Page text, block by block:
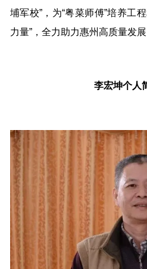
埔军校”，为“粤菜师傅”培养工
力量”，全力助力惠州高质量发展
李宏坤个人